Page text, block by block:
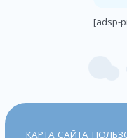
[adsp-
КАРТА САЙТА